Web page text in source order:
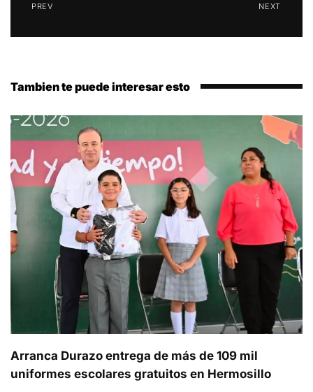
PREV NEXT
Tambien te puede interesar esto
Arranca Durazo entrega de más de 109 mil
uniformes escolares gratuitos en Hermosillo